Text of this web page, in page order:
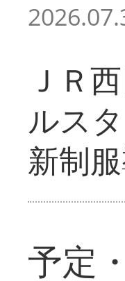
ＪＲ
ルス
新制
予定